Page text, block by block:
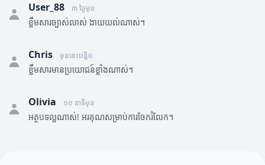
User_88 ៣ ថ្ងៃមុន
ខ្លឹមសារច្បាស់លាស់ ងាយយល់ណាស់។
Chris មុននេះបន្តិច
ខ្លឹមសារមានប្រយោជន៍ខ្លាំងណាស់។
Olivia ១០ នាទីមុន
អត្ថបទល្អណាស់! អរគុណសម្រាប់ការចែករំលែក។